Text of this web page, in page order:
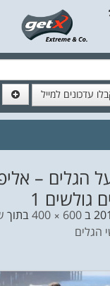
עדכונים למייל
לרשימת
הגלים –
גולשים 1
ב600 × 400 בתוך
הגלים